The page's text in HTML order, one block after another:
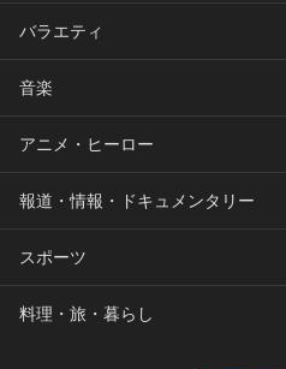
バラエティ
音楽
アニメ・ヒーロー
報道・情報・ドキュメンタリー
スポーツ
料理・旅・暮らし